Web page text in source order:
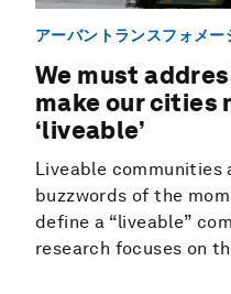
アーバントランスフォメー
We must
make our cities
‘liveable’
Liveable
buzzwords of the
define a “liveable”
research focuses on